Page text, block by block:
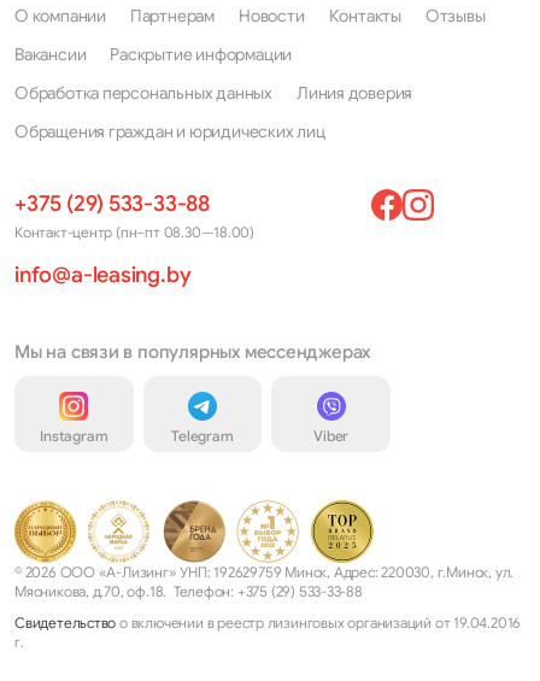
О компании Партнерам Новости Контакты
Отзывы
Вакансии
Раскрытие информации
Обработка персональных данных
Линия доверия
Обращения граждан и юридических лиц
+375 (29) 533-33-88
Контакт-центр (пн–пт 08.30—18.00)
info@a-leasing.by
Мы на связи в популярных мессенджерах
Instagram Telegram Viber
© 2026 ООО «А-Лизинг» УНП: 192629759 Минск, Адрес: 220030, г.Минск, ул.
Мясникова, д.70, оф.18. Телефон: +375 (29) 533-33-88
Свидетельство о включении в реестр лизинговых организаций от 19.04.2016
г.